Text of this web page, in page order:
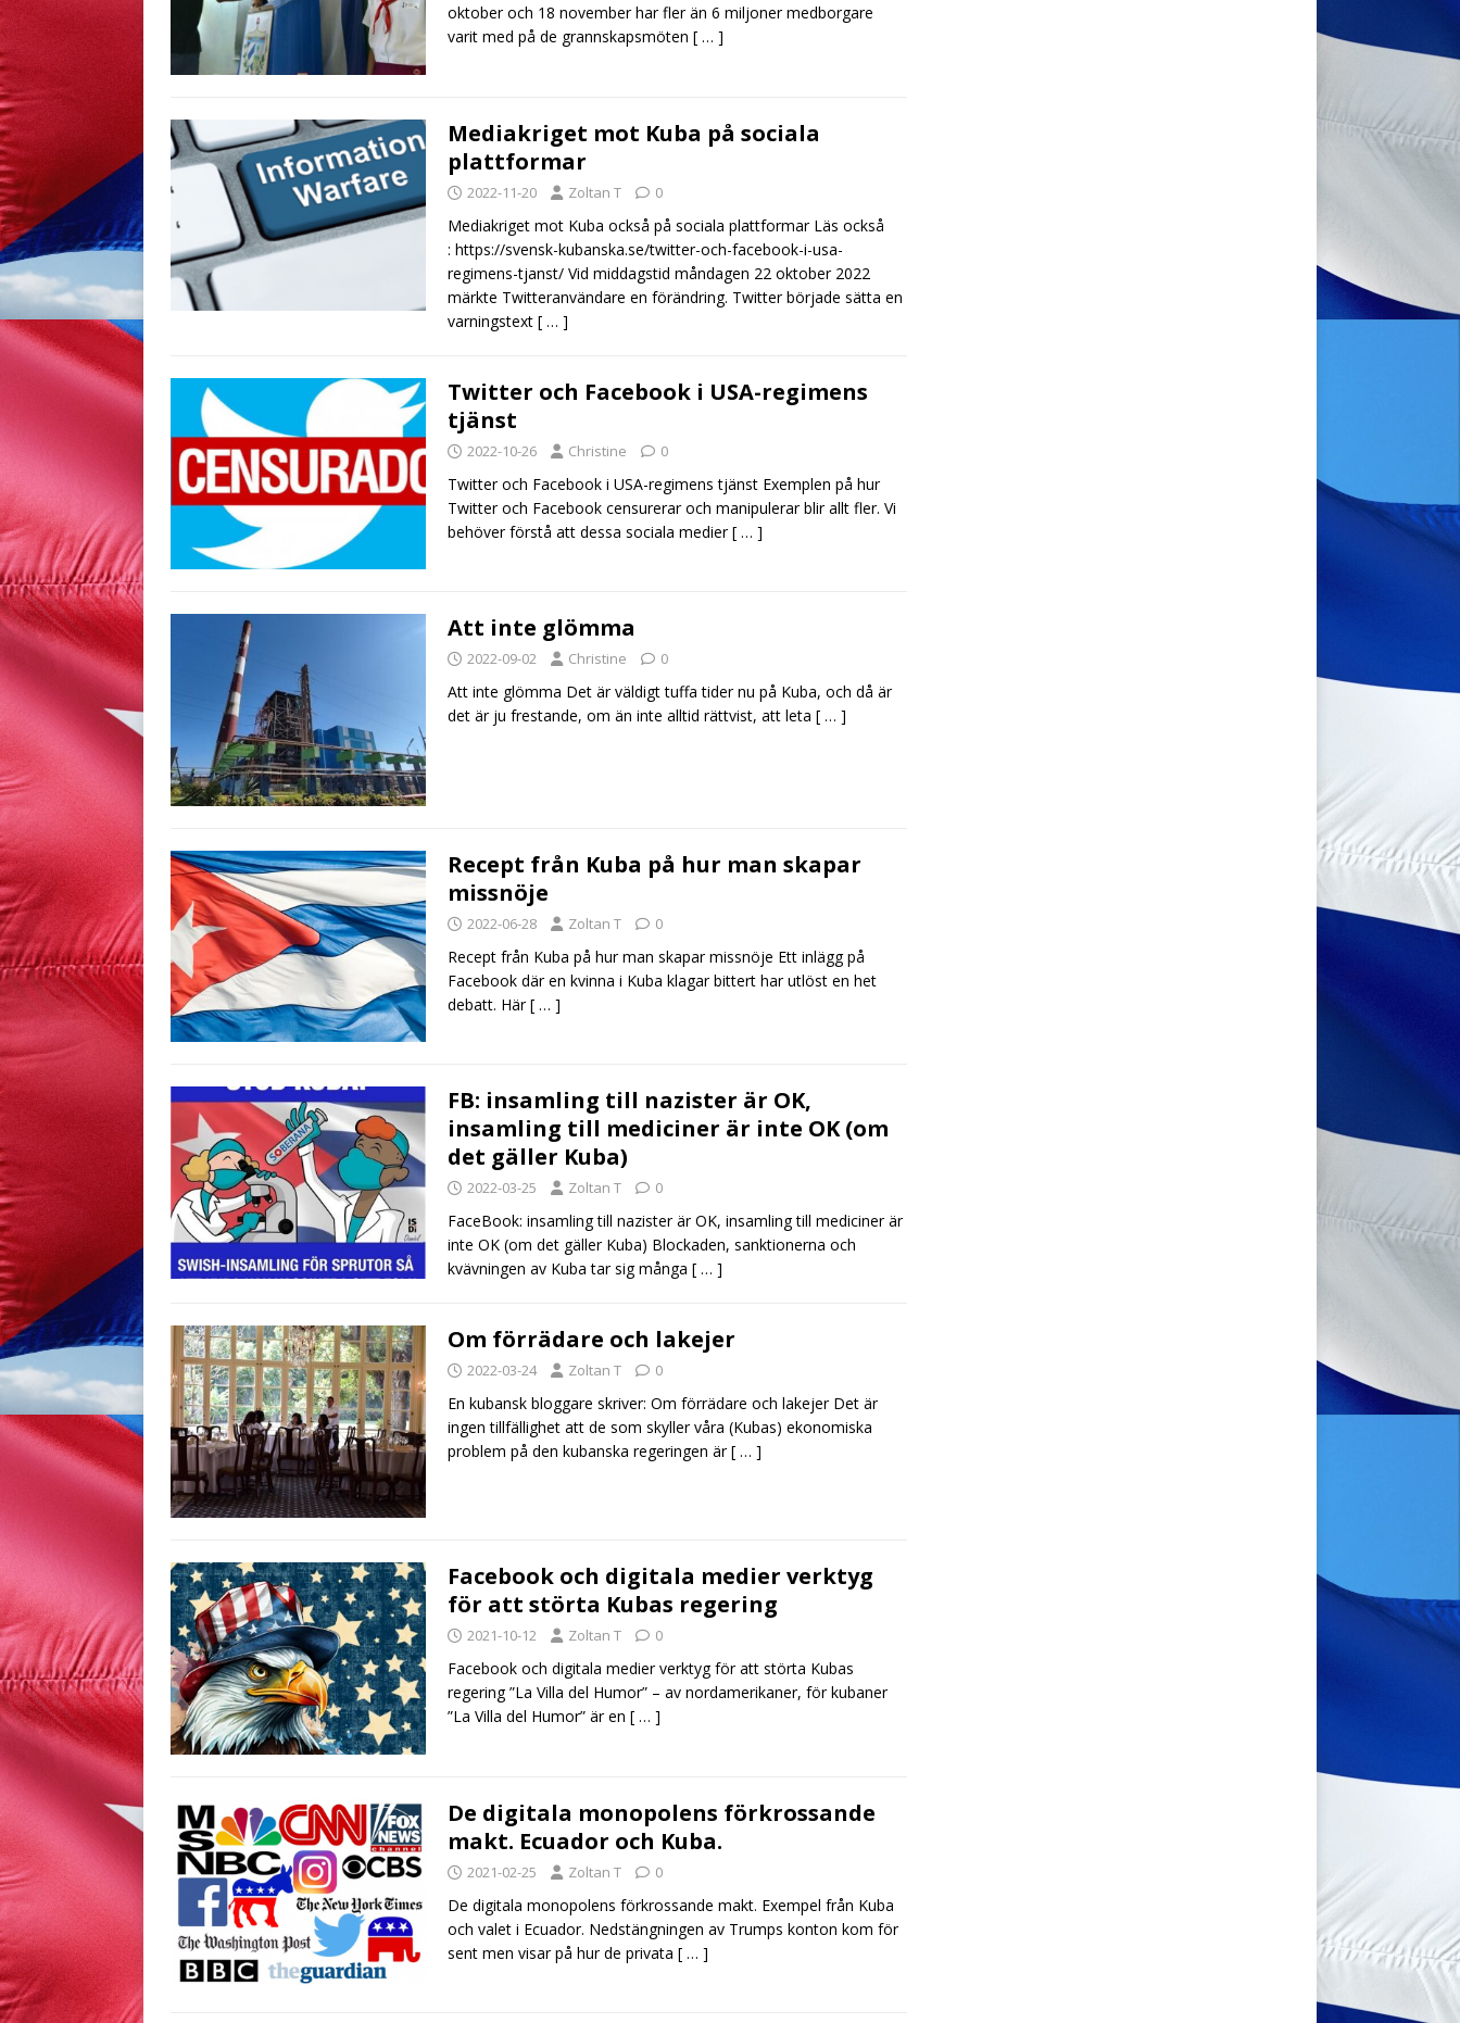
oktober och 18 november har fler än 6 miljoner medborgare
varit med på de grannskapsmöten [ … ]
Mediakriget mot Kuba på sociala
plattformar
2022-11-20 Zoltan T 0
Mediakriget mot Kuba också på sociala plattformar Läs också
: https://svensk-kubanska.se/twitter-och-facebook-i-usa-
regimens-tjanst/ Vid middagstid måndagen 22 oktober 2022
märkte Twitteranvändare en förändring. Twitter började sätta en
varningstext [ … ]
Twitter och Facebook i USA-regimens
tjänst
2022-10-26 Christine 0
Twitter och Facebook i USA-regimens tjänst Exemplen på hur
Twitter och Facebook censurerar och manipulerar blir allt fler. Vi
behöver förstå att dessa sociala medier[ … ]
Att inte glömma
2022-09-02 Christine 0
Att inte glömma Det är väldigt tuffa tider nu på Kuba, och då är
det är ju frestande, om än inte alltid rättvist, att leta [ … ]
Recept från Kuba på hur man skapar
missnöje
2022-06-28 Zoltan T 0
Recept från Kuba på hur man skapar missnöje Ett inlägg på
Facebook där en kvinna i Kuba klagar bittert har utlöst en het
debatt. Här[ … ]
FB: insamling till nazister är OK,
insamling till mediciner är inte OK (om
det gäller Kuba)
2022-03-25 Zoltan T 0
FaceBook: insamling till nazister är OK, insamling till mediciner är
inte OK (om det gäller Kuba) Blockaden, sanktionerna och
kvävningen av Kuba tar sig många [ … ]
Om förrädare och lakejer
2022-03-24 Zoltan T 0
En kubansk bloggare skriver: Om förrädare och lakejer Det är
ingen tillfällighet att de som skyller våra (Kubas) ekonomiska
problem på den kubanska regeringen är[ … ]
Facebook och digitala medier verktyg
för att störta Kubas regering
2021-10-12 Zoltan T 0
Facebook och digitala medier verktyg för att störta Kubas
regering ”La Villa del Humor” – av nordamerikaner, för kubaner
”La Villa del Humor” är en [ … ]
De digitala monopolens förkrossande
makt. Ecuador och Kuba.
2021-02-25 Zoltan T 0
De digitala monopolens förkrossande makt. Exempel från Kuba
och valet i Ecuador. Nedstängningen av Trumps konton kom för
sent men visar på hur de privata [ … ]